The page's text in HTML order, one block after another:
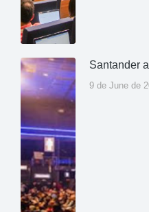
Santander
9 de June de